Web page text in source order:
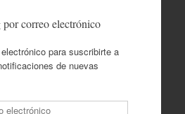
correo electrónico
para suscribirte a
de nuevas